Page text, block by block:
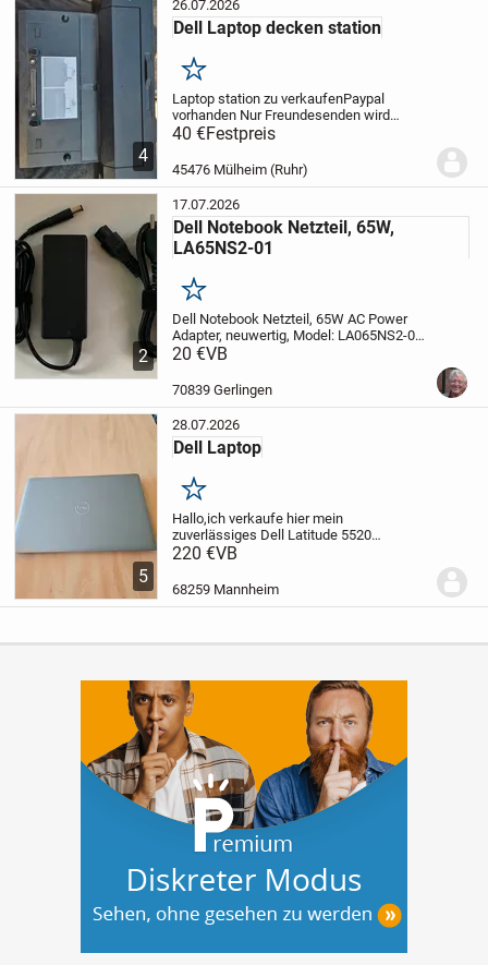
4
26.07.2026
Dell Laptop decken station
Merken
Laptop station zu verkaufenPaypal
vorhanden Nur Freundesenden wird
akzeptiertVersand möglich
anfrage wird
beantwortetPrivatverkauf
GarantieKeine Rücknahme
Ausschluss gilt nicht...
40 €Festpreis
45476 Mülheim (Ruhr)
2
17.07.2026
Dell Notebook Netzteil, 65W,
LA65NS2-01
Merken
Dell Notebook Netzteil, 65W AC Power
Adapter, neuwertig, Model: LA065NS2-01,
Ausgang 19.5V 3.3A, Stecker 7.4mm x
Stromkabel,passend für: Dell XPS 1810,
20 €VB
70839 Gerlingen
5
28.07.2026
Dell Laptop
Merken
Hallo,​ich verkaufe hier mein
zuverlässiges Dell Latitude 5520
Business-Laptop. Es ist ideal geeignet für
alltägliche Aufgaben.
220 €VB
68259 Mannheim